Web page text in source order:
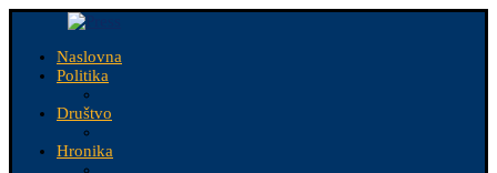
Naslovna
Politika
Društvo
Hronika